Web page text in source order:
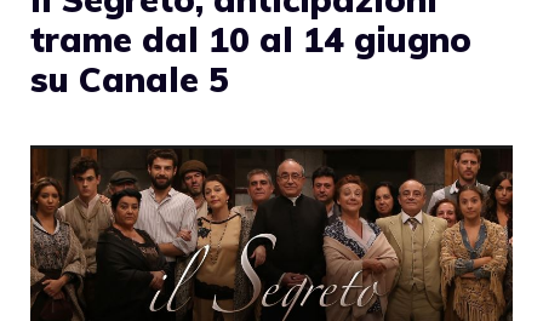
trame dal 10 al 14 giugno
su Canale 5